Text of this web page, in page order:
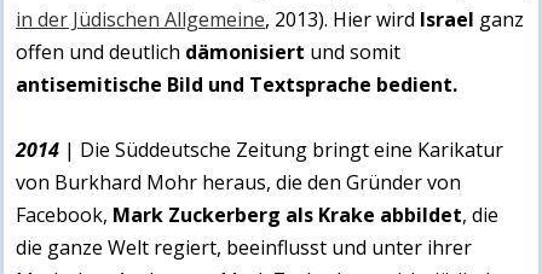
in der Jüdischen Allgemeine, 2013). Hier wird Israel ganz
offen und deutlich dämonisiert und somit
antisemitische Bild und Textsprache bedient.
2014 | Die Süddeutsche Zeitung bringt eine Karikatur
von Burkhard Mohr heraus, die den Gründer von
Facebook, Mark Zuckerberg als Krake abbildet, die
die ganze Welt regiert, beeinflusst und unter ihrer